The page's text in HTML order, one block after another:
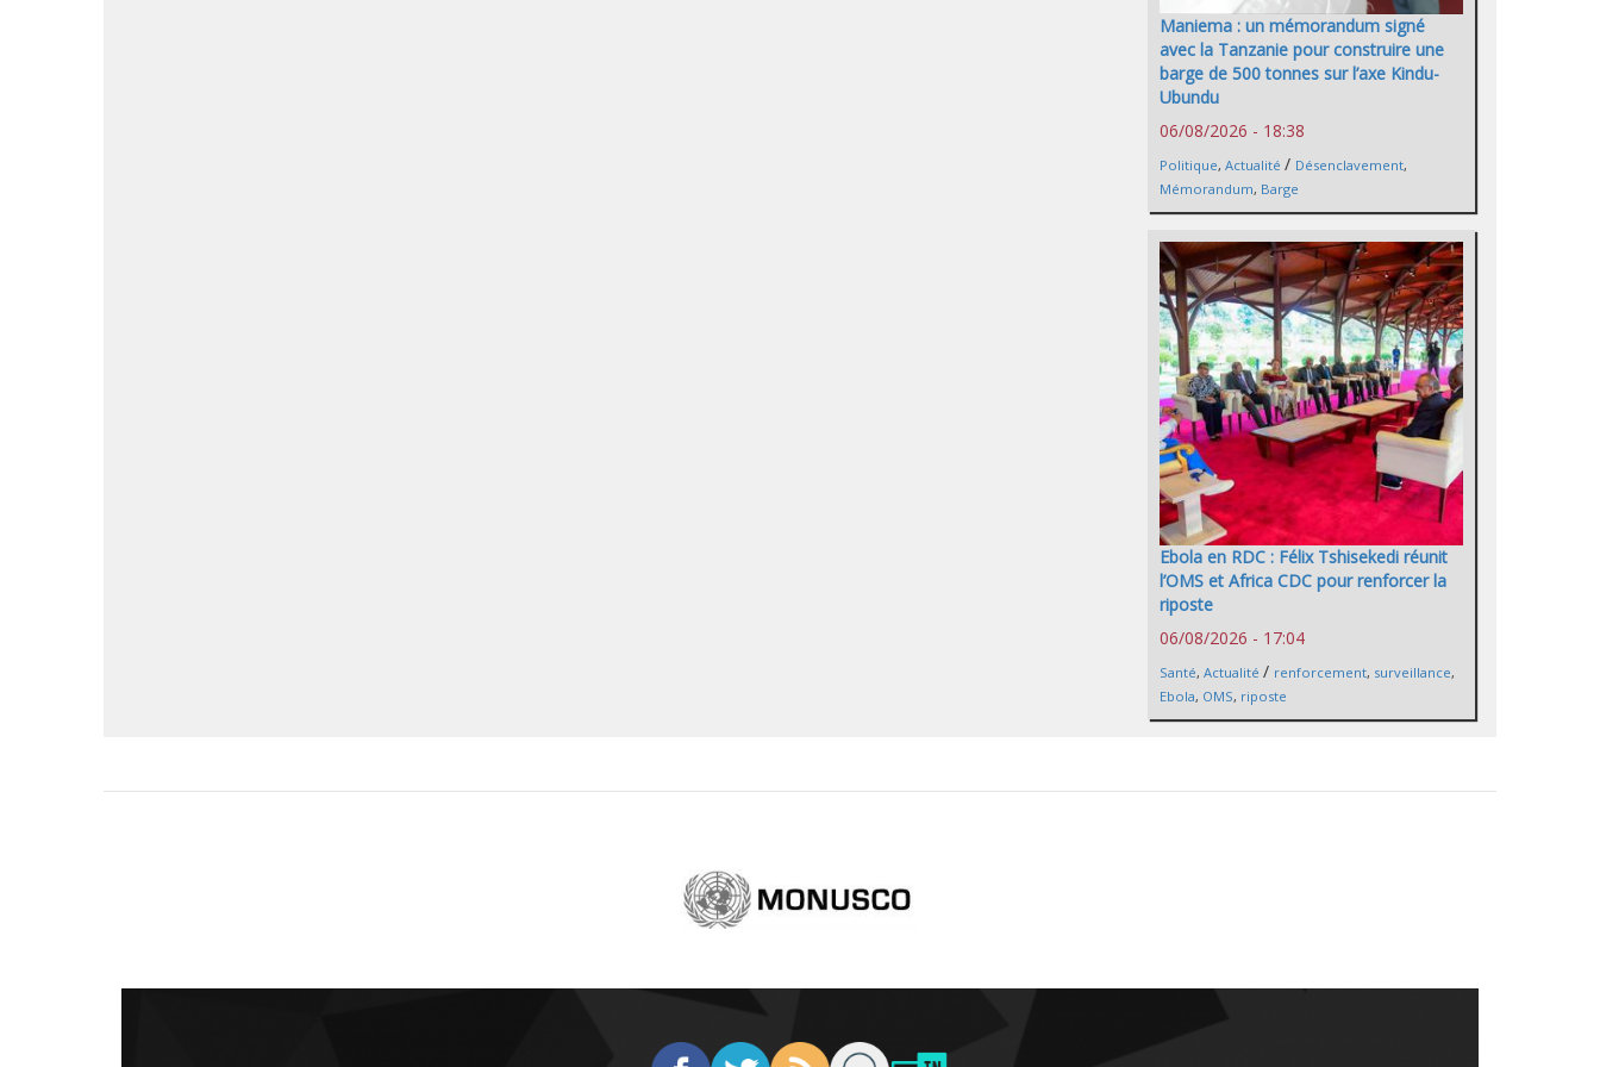
Maniema : un mémorandum signé
avec la Tanzanie pour construire une
barge de 500 tonnes sur l’axe Kindu-
Ubundu
06/08/2026 - 18:38
Politique, Actualité / Désenclavement,
Mémorandum, Barge
Ebola en RDC : Félix Tshisekedi réunit
l’OMS et Africa CDC pour renforcer la
riposte
06/08/2026 - 17:04
Santé, Actualité / renforcement, surveillance,
Ebola, OMS, riposte